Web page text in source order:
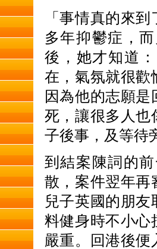
「事情真的來
多年抑鬱症，
後，她才知道
在，氣氛就很歡
因為他的志願
死，讓很多人也
子後事，及等待
到結案陳詞的
散，案件翌年再
兒子英國的朋
料健身時不小心
嚴重。回港後